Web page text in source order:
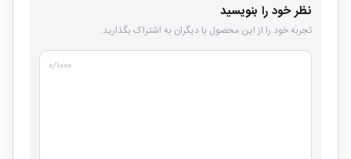
نظر خود را بنویسید
تجربه خود را از این محصول با دیگران به اشتراک بگذارید.
۰/۱۰۰۰